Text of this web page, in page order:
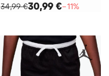
34,99 €30,99 €−11%